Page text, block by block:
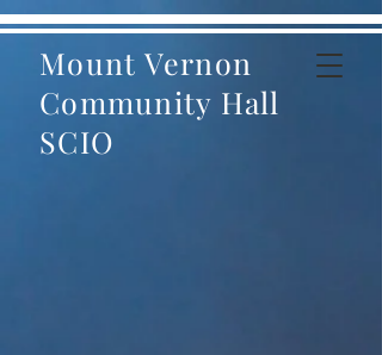
Mount Vernon
Community Hall
SCIO